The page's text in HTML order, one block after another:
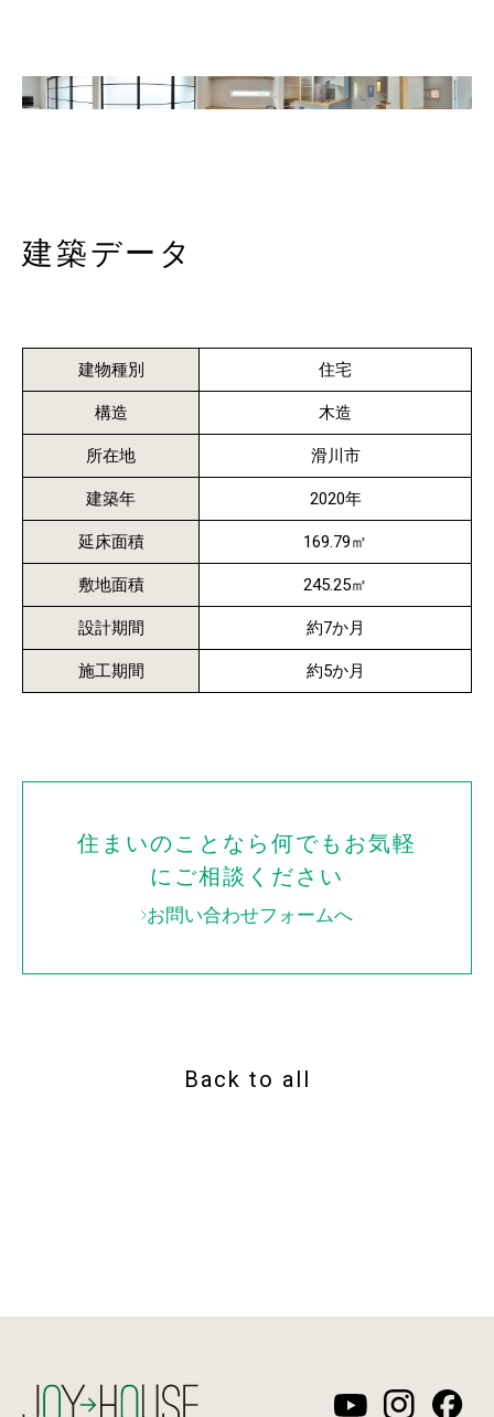
_
建築データ
建物種別 住宅
構造 木造
所在地 滑川市
建築年 2020年
延床面積 169.79㎡
敷地面積 245.25㎡
設計期間 約7か月
施工期間 約5か月
住まいのことなら何でもお気軽
にご相談ください
お問い合わせフォームへ
Back to all